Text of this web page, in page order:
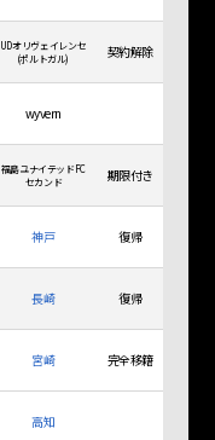
UDオリヴェイレンセ
(ポルトガル)
契約解除
wyvern
福島ユナイテッドFC
セカンド
期限付き
神戸 復帰
長崎 復帰
宮崎 完全移籍
高知